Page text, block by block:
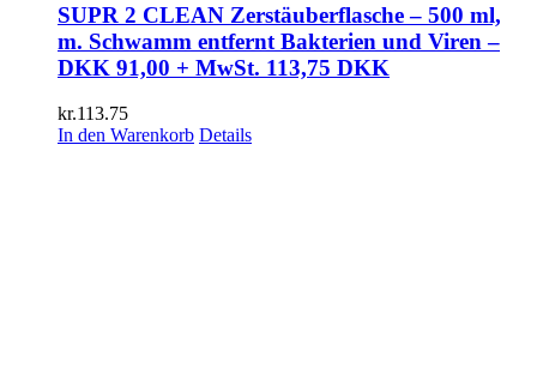
SUPR 2 CLEAN Zerstäuberflasche – 500 ml,
m. Schwamm entfernt Bakterien und Viren –
DKK 91,00 + MwSt. 113,75 DKK
kr.113.75
In den Warenkorb Details